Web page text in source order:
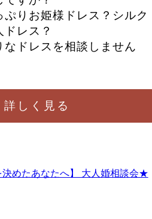
ぷりお姫様ドレス？シルク
ドレス？
なドレスを相談しません
詳しく見る